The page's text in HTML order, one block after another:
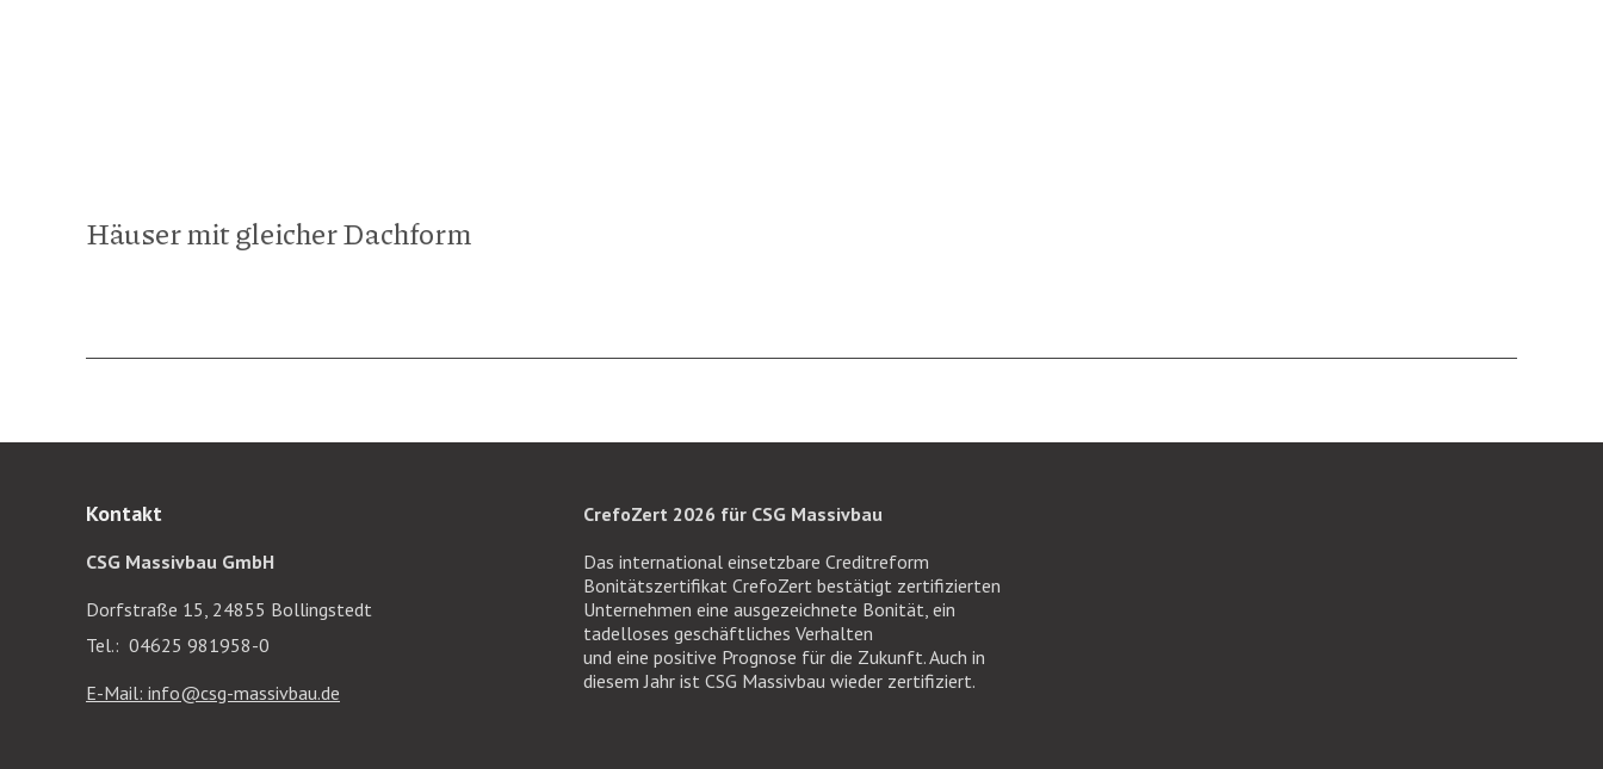
Häuser mit gleicher Dachform
Kontakt
CSG Massivbau GmbH
Dorfstraße 15, 24855 Bollingstedt
Tel.: 04625 981958-0
E-Mail: info@csg-massivbau.de
CrefoZert 2026 für CSG Massivbau
Das international einsetzbare Creditreform
Bonitätszertifikat CrefoZert bestätigt zertifizierten
Unternehmen eine ausgezeichnete Bonität, ein
tadelloses geschäftliches Verhalten
und eine positive Prognose für die Zukunft. Auch in
diesem Jahr ist CSG Massivbau wieder zertifiziert.